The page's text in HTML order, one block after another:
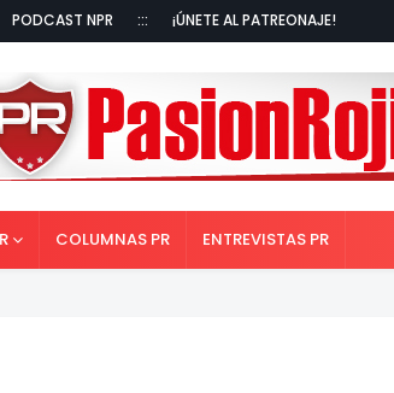
PODCAST NPR ::: ¡ÚNETE AL PATREONAJE!
COLUMNAS PR ENTREVISTAS PR